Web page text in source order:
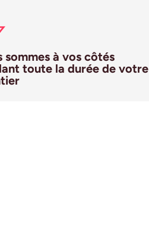
sommes à vos côtés
toute la durée de votre